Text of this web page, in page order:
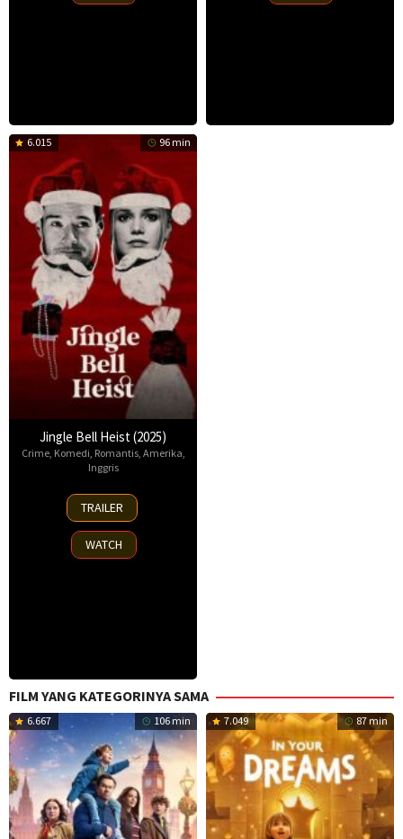
6.015 96 min
Jingle Bell Heist (2025)
Crime, Komedi Romantis, Amerika
Inggris
25
Nov
2025
TRAILER
WATCH
FILM YANG KATEGORINYA SAMA
6.667 106 min 7.049 87 min